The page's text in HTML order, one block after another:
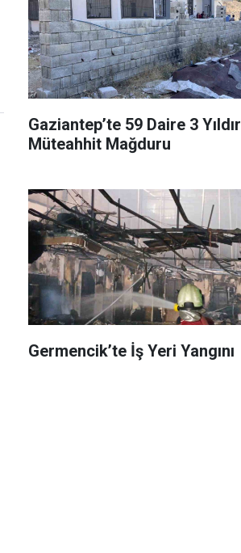
Gaziantep’te 59 Daire 3 Yıldır
Müteahhit Mağduru
Germencik’te İş Yeri Yangını